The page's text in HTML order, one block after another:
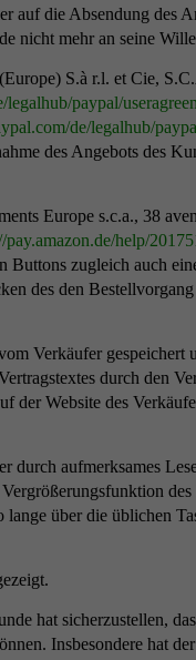
auf die Absendung des
nicht mehr an seine
S.à r.l. et Cie,
/legalhub/paypal/
/de/legalhub/
des Angebots des
Europe s.c.a., 38
pay.amazon.de/help/
Buttons zugleich auch
des den
Verkäufer gespeichert
durch den
der Website des
durch aufmerksames
über die üblichen
hat sicherzustellen,
Insbesondere hat